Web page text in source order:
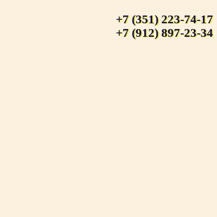
+7 (351) 223-74-17
+7 (912) 897-23-34